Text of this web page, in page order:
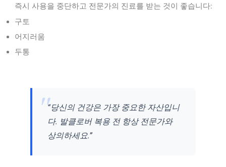
즉시 사용을 중단하고 전문가의 진료를 받는 것이 좋습니다:
구토
어지러움
두통
“당신의 건강은 가장 중요한 자산입니
다. 발클로버 복용 전 항상 전문가와
상의하세요.”